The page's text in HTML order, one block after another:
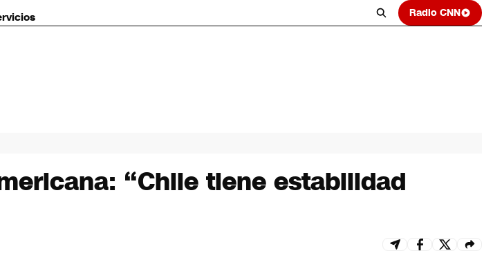
Radio CNN
“Chile tiene estabilidad